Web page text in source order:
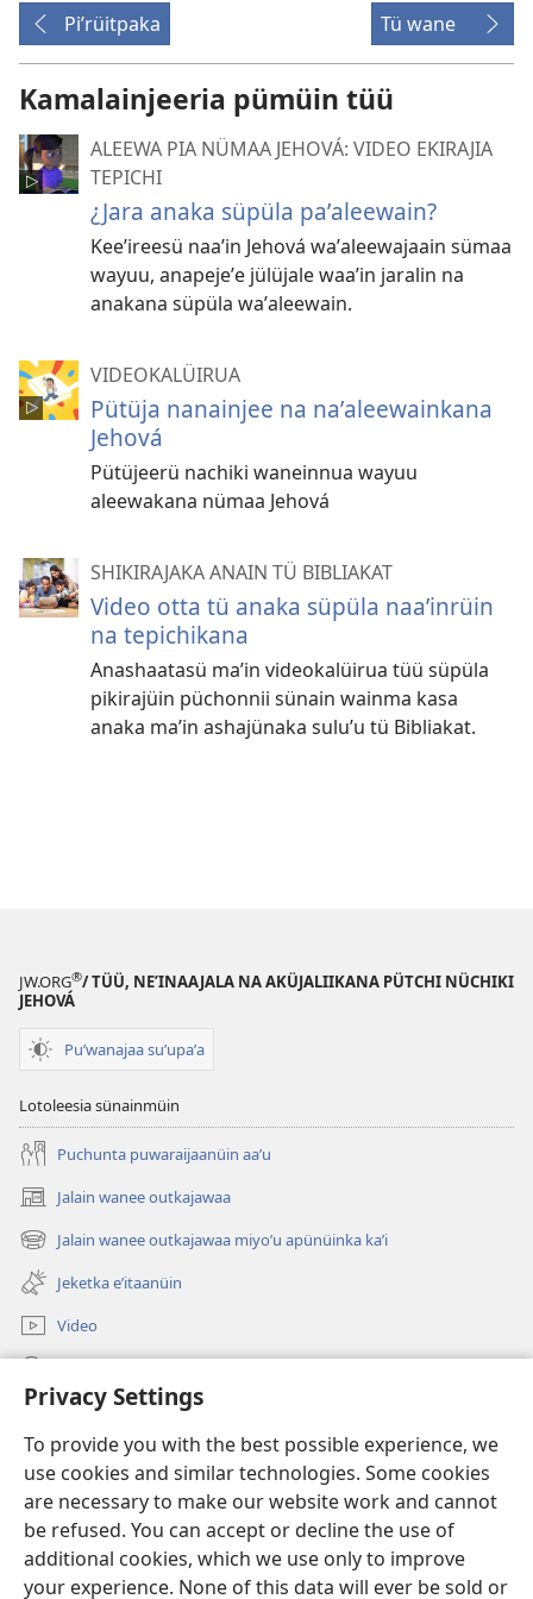
Privacy Settings
To provide you with the best possible experience, we
use cookies and similar technologies. Some cookies
are necessary to make our website work and cannot
be refused. You can accept or decline the use of
additional cookies, which we use only to improve
your experience. None of this data will ever be sold or
Piʼrüitpaka
Tü wane
Kamalainjeeria pümüin tüü
ALEEWA PIA NÜMAA JEHOVÁ: VIDEO EKIRAJIA
TEPICHI
¿Jara anaka süpüla paʼaleewain?
Keeʼireesü naaʼin Jehová waʼaleewajaain sümaa
wayuu, anapejeʼe jülüjale waaʼin jaralin na
anakana süpüla waʼaleewain.
VIDEOKALÜIRUA
Pütüja nanainjee na naʼaleewainkana
Jehová
Pütüjeerü nachiki waneinnua wayuu
aleewakana nümaa Jehová
SHIKIRAJAKA ANAIN TÜ BIBLIAKAT
Video otta tü anaka süpüla naaʼinrüin
na tepichikana
Anashaatasü maʼin videokalüirua tüü süpüla
pikirajüin püchonnii sünain wainma kasa
anaka maʼin ashajünaka suluʼu tü Bibliakat.
JW.ORG®/ TÜÜ, NEʼINAAJALA NA AKÜJALIIKANA PÜTCHI NÜCHIKI
JEHOVÁ
Puʼwanajaa suʼupaʼa
Lotoleesia sünainmüin
Puchunta puwaraijaanüin aaʼu
Jalain wanee outkajawaa
(abre
una
nueva
ventana)
Jalain wanee outkajawaa miyoʼu apünüinka kaʼi
(abre
una
nueva
ventana)
Jeketka eʼitaanüin
Video
(abre
nueva
ventana)
PÜTCHIPÜLEE SULUʼUKA INTERNET sutuma Watchtower
(abre
una
nueva
ventana)
JW Hub ®
(abre
una